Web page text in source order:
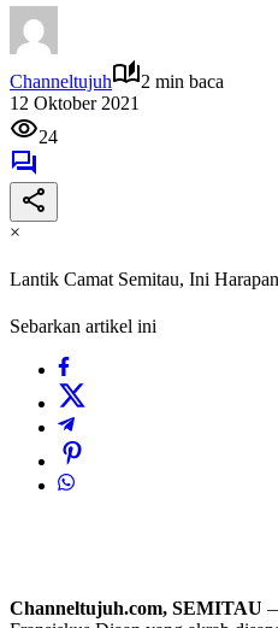
Channeltujuh
2 min baca
12 Oktober 2021
24
×
Lantik Camat Semitau, Ini
Sebarkan artikel ini
Channeltujuh.com, SEMITAU